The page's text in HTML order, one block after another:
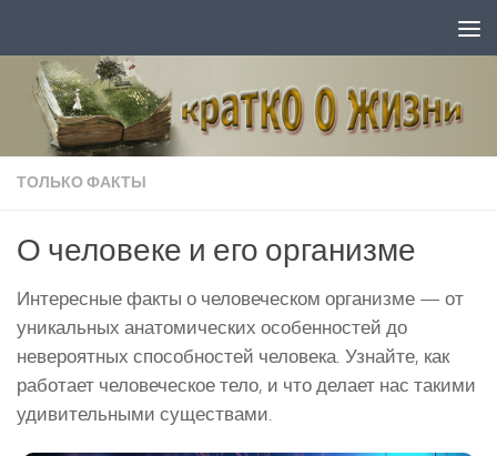
ТОЛЬКО ФАКТЫ
О человеке и его организме
Интересные факты о человеческом организме — от
уникальных анатомических особенностей до
невероятных способностей человека. Узнайте, как
работает человеческое тело, и что делает нас такими
удивительными существами.